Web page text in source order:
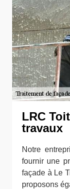
LRC
travaux
Notre
fournir une
façade à Le
proposons